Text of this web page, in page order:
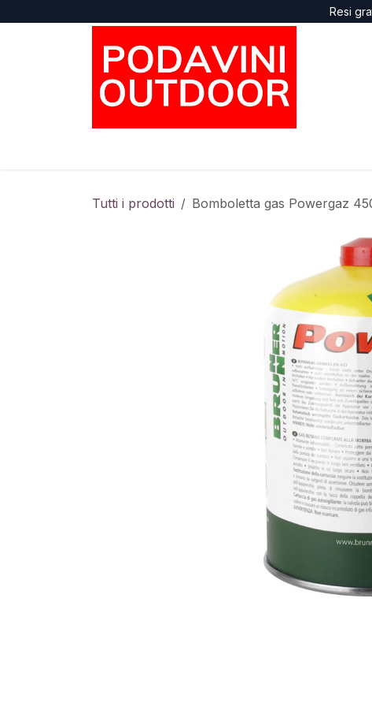
Resi
Tutti i prodotti Bomboletta gas Powergaz